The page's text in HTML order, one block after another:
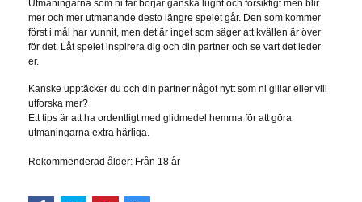
Utmaningarna som ni får börjar ganska lugnt och försiktigt men blir
mer och mer utmanande desto längre spelet går. Den som kommer
först i mål har vunnit, men det är inget som säger att kvällen är över
för det. Låt spelet inspirera dig och din partner och se vart det leder
er.
Kanske upptäcker du och din partner något nytt som ni gillar eller vill
utforska mer?
Ett tips är att ha ordentligt med glidmedel hemma för att göra
utmaningarna extra härliga.
Rekommenderad ålder: Från 18 år